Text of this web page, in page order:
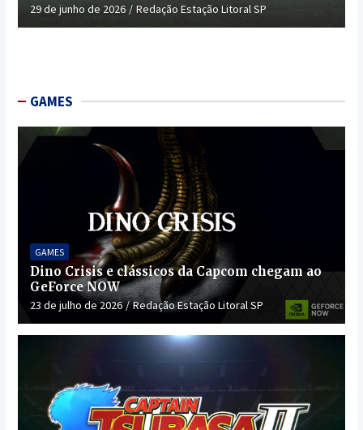
29 de junho de 2026 Redação Estação Litoral SP
GAMES
GAMES
Dino Crisis e clássicos da Capcom chegam ao
GeForce NOW
23 de julho de 2026 Redação Estação Litoral SP